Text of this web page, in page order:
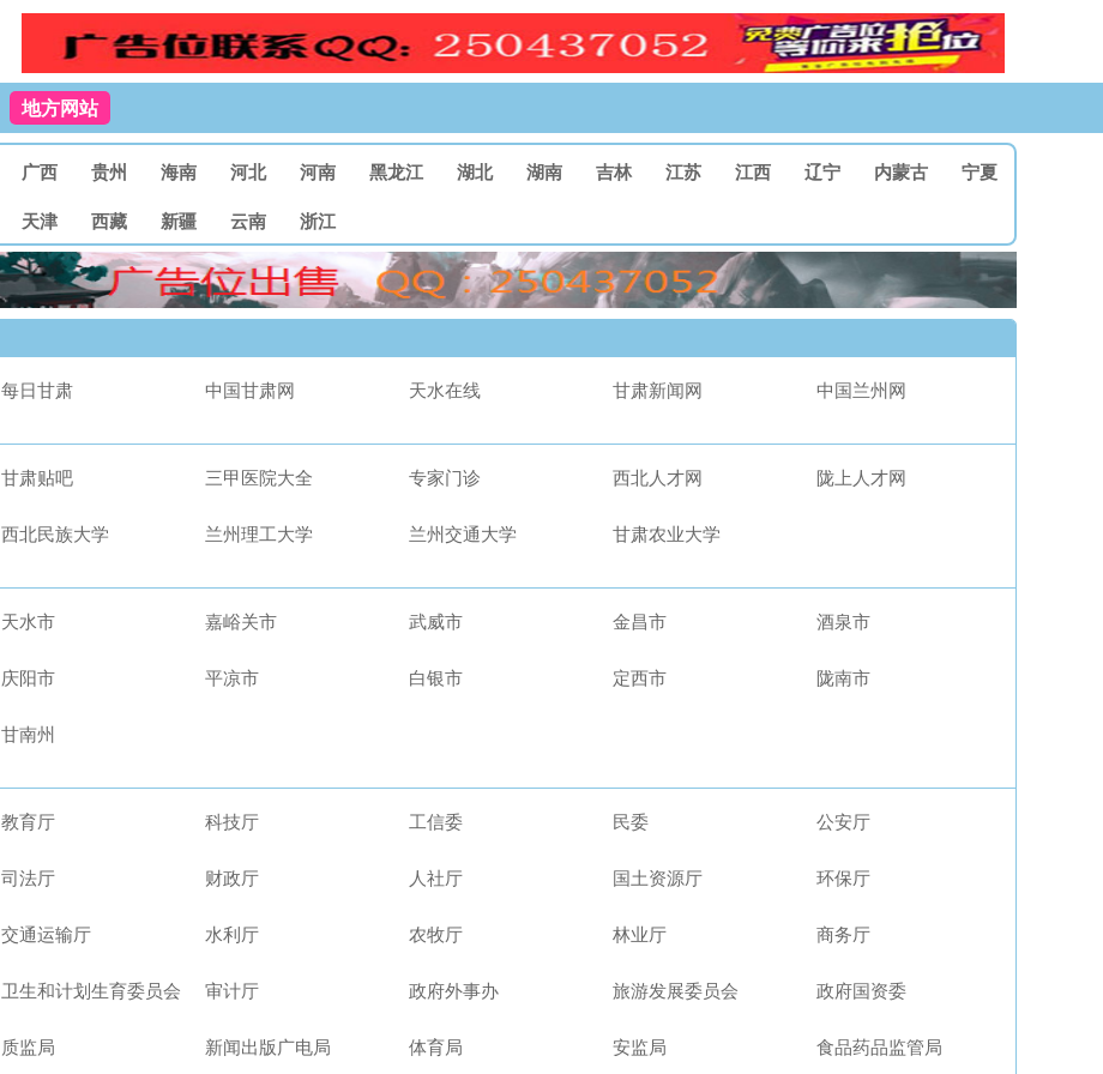
地方网站
广西 贵州 海南 河北 河南 黑龙江 湖北 湖南 吉林 江苏 江西 辽宁 内蒙古 宁夏
天津 西藏 新疆 云南 浙江
每日甘肃 中国甘肃网 天水在线 甘肃新闻网 中国兰州网
甘肃贴吧 三甲医院大全 专家门诊 西北人才网 陇上人才网
西北民族大学 兰州理工大学 兰州交通大学 甘肃农业大学
天水市 嘉峪关市 武威市 金昌市 酒泉市
庆阳市 平凉市 白银市 定西市 陇南市
甘南州
教育厅 科技厅 工信委 民委 公安厅
司法厅 财政厅 人社厅 国土资源厅 环保厅
交通运输厅 水利厅 农牧厅 林业厅 商务厅
卫生和计划生育委员会 审计厅 政府外事办 旅游发展委员会 政府国资委
质监局 新闻出版广电局 体育局 安监局 食品药品监管局